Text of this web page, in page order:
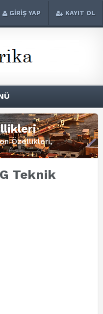
GİRİŞ YAP KAYIT OL
Özellikleri,
Teknik